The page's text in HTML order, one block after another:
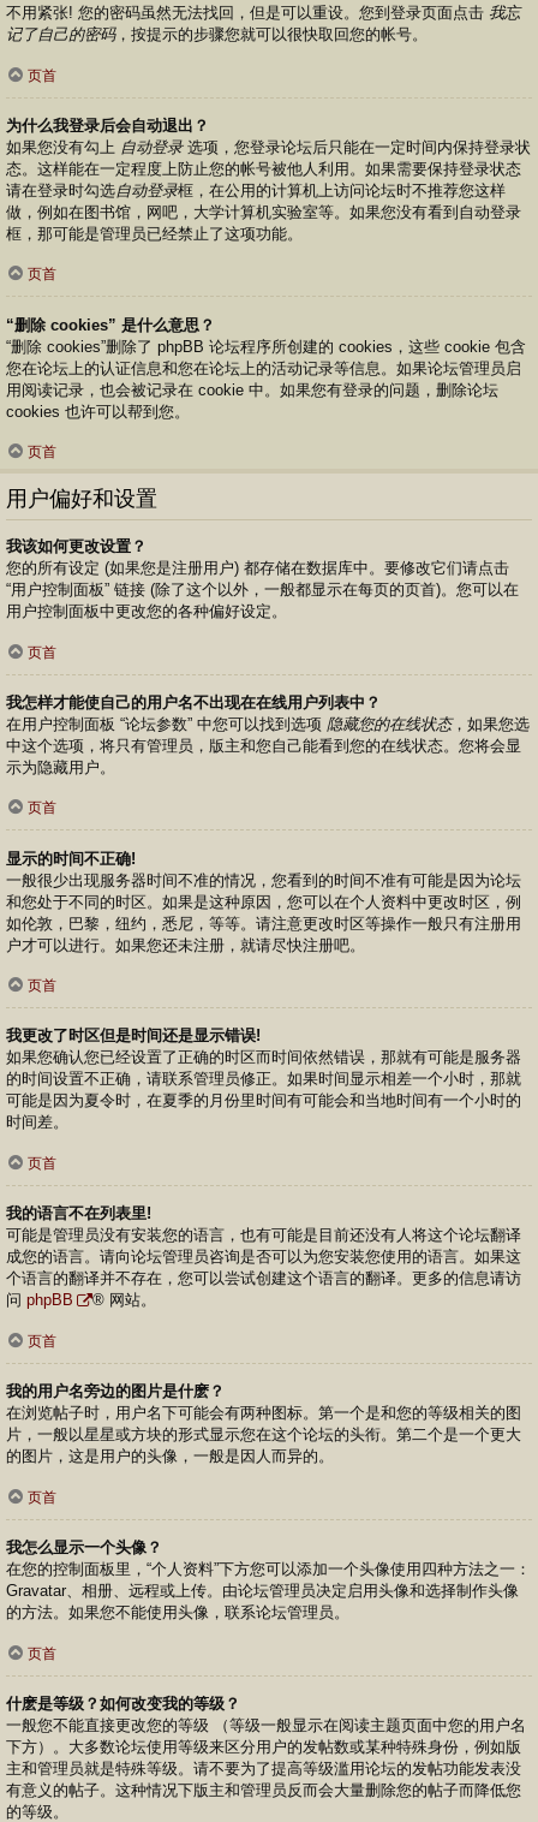
不用紧张! 您的密码虽然无法找回，但是可以重设。您到登录页面点击 我忘
记了自己的密码，按提示的步骤您就可以很快取回您的帐号。
页首
为什么我登录后会自动退出？
如果您没有勾上 自动登录选项，您登录论坛后只能在一定时间内保持登录状
态。这样能在一定程度上防止您的帐号被他人利用。如果需要保持登录状态
请在登录时勾选自动登录框，在公用的计算机上访问论坛时不推荐您这样
做，例如在图书馆，网吧，大学计算机实验室等。如果您没有看到自动登录
框，那可能是管理员已经禁止了这项功能。
页首
“删除 cookies” 是什么意思？
“删除 cookies”删除了 phpBB 论坛程序所创建的 cookies，这些 cookie 包含
您在论坛上的认证信息和您在论坛上的活动记录等信息。如果论坛管理员启
用阅读记录，也会被记录在 cookie 中。如果您有登录的问题，删除论坛
cookies 也许可以帮到您。
页首
用户偏好和设置
我该如何更改设置？
您的所有设定 (如果您是注册用户) 都存储在数据库中。要修改它们请点击
“用户控制面板” 链接 (除了这个以外，一般都显示在每页的页首)。您可以在
用户控制面板中更改您的各种偏好设定。
页首
我怎样才能使自己的用户名不出现在在线用户列表中？
在用户控制面板 “论坛参数” 中您可以找到选项 隐藏您的在线状态，如果您选
中这个选项，将只有管理员，版主和您自己能看到您的在线状态。您将会显
示为隐藏用户。
页首
显示的时间不正确!
一般很少出现服务器时间不准的情况，您看到的时间不准有可能是因为论坛
和您处于不同的时区。如果是这种原因，您可以在个人资料中更改时区，例
如伦敦，巴黎，纽约，悉尼，等等。请注意更改时区等操作一般只有注册用
户才可以进行。如果您还未注册，就请尽快注册吧。
页首
我更改了时区但是时间还是显示错误!
如果您确认您已经设置了正确的时区而时间依然错误，那就有可能是服务器
的时间设置不正确，请联系管理员修正。如果时间显示相差一个小时，那就
可能是因为夏令时，在夏季的月份里时间有可能会和当地时间有一个小时的
时间差。
页首
我的语言不在列表里!
可能是管理员没有安装您的语言，也有可能是目前还没有人将这个论坛翻译
成您的语言。请向论坛管理员咨询是否可以为您安装您使用的语言。如果这
个语言的翻译并不存在，您可以尝试创建这个语言的翻译。更多的信息请访
问 phpBB ® 网站。
页首
我的用户名旁边的图片是什麽？
在浏览帖子时，用户名下可能会有两种图标。第一个是和您的等级相关的图
片，一般以星星或方块的形式显示您在这个论坛的头衔。第二个是一个更大
的图片，这是用户的头像，一般是因人而异的。
页首
我怎么显示一个头像？
在您的控制面板里，“个人资料”下方您可以添加一个头像使用四种方法之一：
Gravatar、相册、远程或上传。由论坛管理员决定启用头像和选择制作头像
的方法。如果您不能使用头像，联系论坛管理员。
页首
什麽是等级？如何改变我的等级？
一般您不能直接更改您的等级 （等级一般显示在阅读主题页面中您的用户名
下方）。大多数论坛使用等级来区分用户的发帖数或某种特殊身份，例如版
主和管理员就是特殊等级。请不要为了提高等级滥用论坛的发帖功能发表没
有意义的帖子。这种情况下版主和管理员反而会大量删除您的帖子而降低您
的等级。